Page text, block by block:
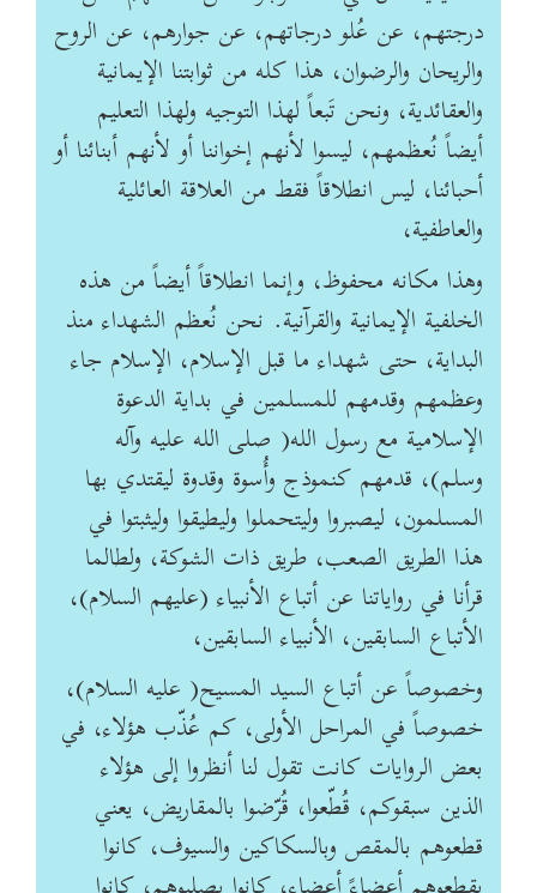
درجتهم، عن عُلو درجاتهم، عن جوارهم، عن الروح
والريحان والرضوان، هذا كله من ثوابتنا الإيمانية
والعقائدية، ونحن تَبعاً لهذا التوجيه ولهذا التعليم
أيضاً نُعظمهم، ليسوا لأنهم إخواننا أو لأنهم أبنائنا أو
أحبائنا، ليس انطلاقاً فقط من العلاقة العائلية
والعاطفية،
وهذا مكانه محفوظ، وإنما انطلاقاً أيضاً من هذه
الخلفية الإيمانية والقرآنية. نحن نُعظم الشهداء منذ
البداية، حتى شهداء ما قبل الإسلام، الإسلام جاء
وعظمهم وقدمهم للمسلمين في بداية الدعوة
الإسلامية مع رسول الله( صلى الله عليه وآله
وسلم)، قدمهم كنموذج وأُسوة وقدوة ليقتدي بها
المسلمون، ليصبروا وليتحملوا وليطيقوا وليثبتوا في
هذا الطريق الصعب، طريق ذات الشوكة، ولطالما
قرأنا في رواياتنا عن أتباع الأنبياء (عليهم السلام)،
الأتباع السابقين، الأنبياء السابقين،
وخصوصاً عن أتباع السيد المسيح( عليه السلام)،
خصوصاً في المراحل الأولى، كم عُذّب هؤلاء، في
بعض الروايات كانت تقول لنا أنظروا إلى هؤلاء
الذين سبقوكم، قُطّعوا، قُرّضوا ‏بالمقاريض، يعني
قطعوهم بالمقص وبالسكاكين والسيوف، كانوا